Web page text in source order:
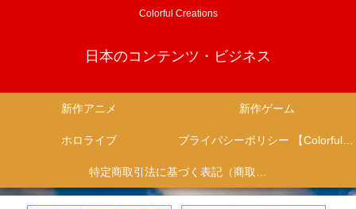
Colorful Creations
日本のコンテンツ・ビジネス
新作アニメ 新作ゲーム
ホロライブ プライバシーポリシー 【Colorful Creation】
特定商取引法に基づく表記（商取引に関する開示）